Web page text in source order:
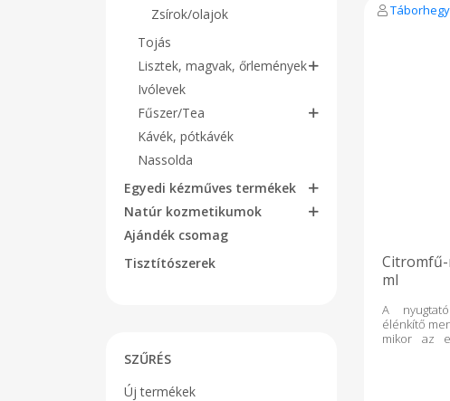
Zsírok/olajok
Tojás
Lisztek, magvak, őrlemények
Ivólevek
Fűszer/Tea
Kávék, pótkávék
Nassolda
Egyedi kézműves termékek
Natúr kozmetikumok
Ajándék csomag
Tisztítószerek
SZŰRÉS
Új termékek
ml
A
élénkítő
mikor az
színezék